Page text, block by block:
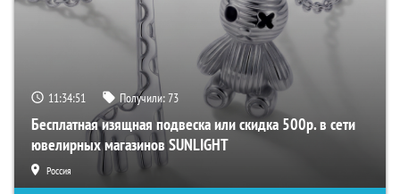
11:34:50 Получили:73
Бесплатная изящная подвеска или скидка 500р. в сети
ювелирных магазинов SUNLIGHT
Россия